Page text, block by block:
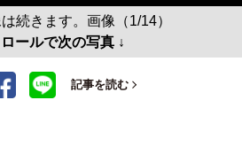
続きます。画像（1/14）
ールで次の写真 ↓
記事を読む